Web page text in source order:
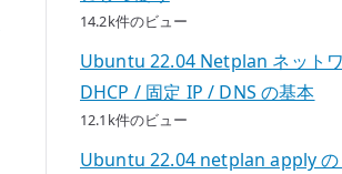
14.2k件のビュー
Ubuntu 22.04 Netplan ネット
DHCP / 固定 IP / DNS の基本
12.1k件のビュー
Ubuntu 22.04 netplan apply